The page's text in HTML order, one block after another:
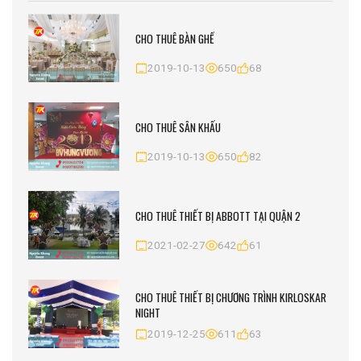
CHO THUÊ BÀN GHẾ
2019-10-13 650 68
CHO THUÊ SÂN KHẤU
2019-10-13 650 82
CHO THUÊ THIẾT BỊ ABBOTT TẠI QUẬN 2
2021-02-27 642 61
CHO THUÊ THIẾT BỊ CHƯƠNG TRÌNH KIRLOSKAR
NIGHT
2019-12-25 611 63